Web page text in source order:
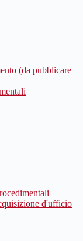
(da pubblicare
d'ufficio